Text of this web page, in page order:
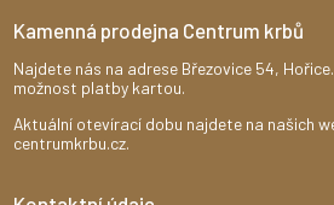
Kamenná prodejna Centrum krbů
Najdete nás na adrese Březovice 54,
možnost platby kartou.
Aktuální otevírací dobu najdete na našich
centrumkrbu.cz.